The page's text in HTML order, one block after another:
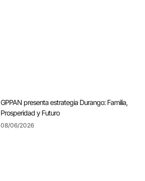
GPPAN presenta estrategia Durango: Familia,
Prosperidad y Futuro
08/06/2026